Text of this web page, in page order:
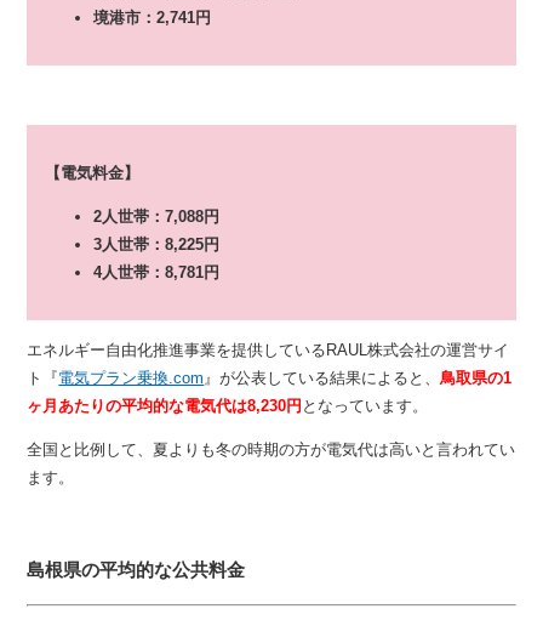
境港市：2,741円
【電気料金】
2人世帯：7,088円
3人世帯：8,225円
4人世帯：8,781円
エネルギー自由化推進事業を提供しているRAUL株式会社の運営サイ
ト『電気プラン乗換.com 』が公表している結果によると、鳥取県の1
ヶ月あたりの平均的な電気代は8,230円 となっています。
全国と比例して、夏よりも冬の時期の方が電気代は高いと言われてい
ます。
島根県の平均的な公共料金